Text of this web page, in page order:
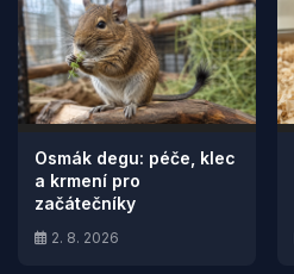
Osmák degu: péče, klec
a krmení pro
začátečníky
2. 8. 2026